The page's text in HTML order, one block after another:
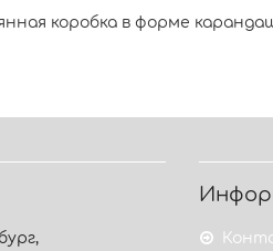
коробка в форме